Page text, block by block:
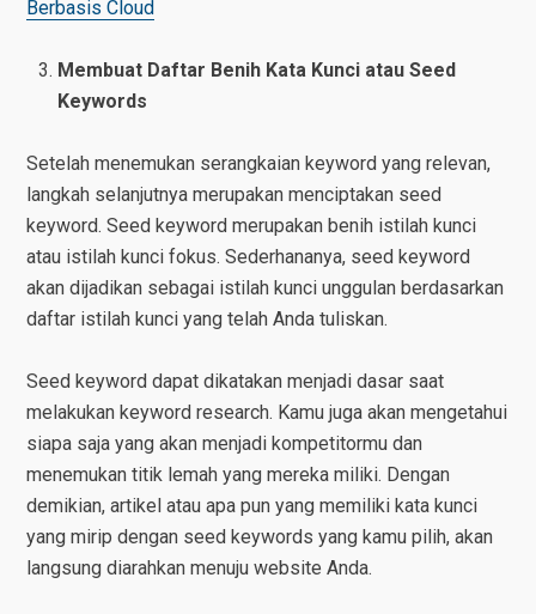
Berbasis Cloud
Membuat Daftar Benih Kata Kunci atau Seed
Keywords
Setelah menemukan serangkaian keyword yang relevan,
langkah selanjutnya merupakan menciptakan seed
keyword. Seed keyword merupakan benih istilah kunci
atau istilah kunci fokus. Sederhananya, seed keyword
akan dijadikan sebagai istilah kunci unggulan berdasarkan
daftar istilah kunci yang telah Anda tuliskan.
Seed keyword dapat dikatakan menjadi dasar saat
melakukan keyword research. Kamu juga akan mengetahui
siapa saja yang akan menjadi kompetitormu dan
menemukan titik lemah yang mereka miliki. Dengan
demikian, artikel atau apa pun yang memiliki kata kunci
yang mirip dengan seed keywords yang kamu pilih, akan
langsung diarahkan menuju website Anda.